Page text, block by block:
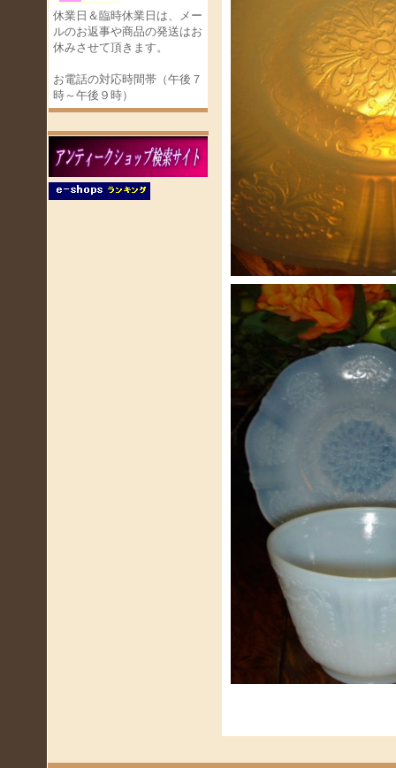
休業日＆臨時休業日は、メー
ルのお返事や商品の発送はお
休みさせて頂きます。
お電話の対応時間帯（午後７
時～午後９時）